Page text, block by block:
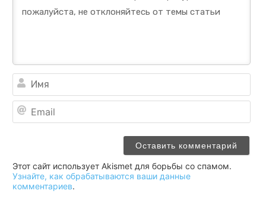
Этот сайт использует Akismet для борьбы со спамом.
Узнайте, как обрабатываются ваши данные
комментариев.